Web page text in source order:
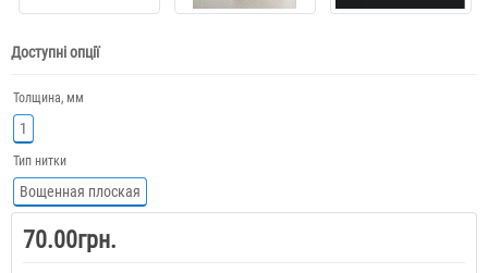
Доступні опції
Толщина, мм
1
Тип нитки
Вощенная плоская
70.00грн.